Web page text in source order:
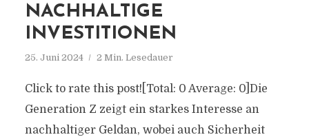
NACHHALTIGE
INVESTITIONEN
25. Juni 2024 2 Min. Lesedauer
Click to rate this post![Total: 0 Average: 0]Die
Generation Z zeigt ein starkes Interesse an
nachhaltiger Geldan, wobei auch Sicherheit